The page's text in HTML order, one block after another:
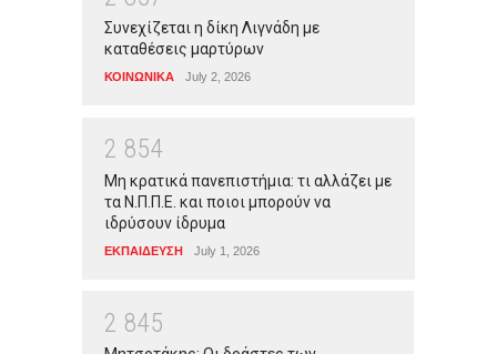
Συνεχίζεται η δίκη Λιγνάδη με
καταθέσεις μαρτύρων
ΚΟΙΝΩΝΙΚΑ July 2, 2026
2 854
Μη κρατικά πανεπιστήμια: τι αλλάζει με
τα Ν.Π.Π.Ε. και ποιοι μπορούν να
ιδρύσουν ίδρυμα
ΕΚΠΑΙΔΕΥΣΗ July 1, 2026
2 845